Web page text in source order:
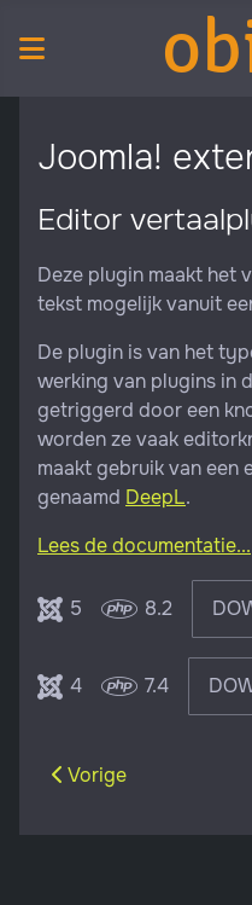
Joomla!
Editor
Deze plugin maakt het
tekst mogelijk vanuit
De plugin is van het
werking van plugins in
getriggerd door een
worden ze vaak
maakt gebruik van een
genaamd DeepL.
Lees de documentatie...
5 8.2
4 7.4
Vorig artikel: GitHub
Vorige